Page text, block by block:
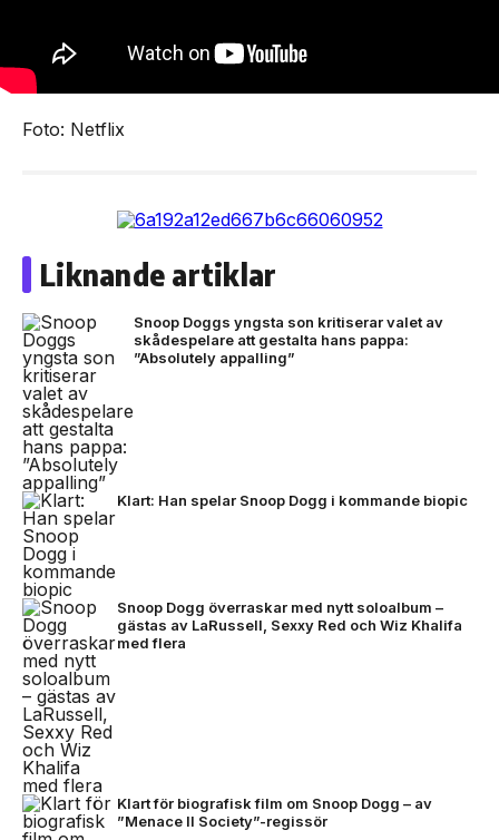
Foto: Netflix
Liknande artiklar
Snoop Doggs yngsta son kritiserar valet av
skådespelare att gestalta hans pappa:
”Absolutely appalling”
Klart: Han spelar Snoop Dogg i kommande biopic
Snoop Dogg överraskar med nytt soloalbum –
gästas av LaRussell, Sexxy Red och Wiz Khalifa
med flera
Klart för biografisk film om Snoop Dogg – av
”Menace II Society”-regissör